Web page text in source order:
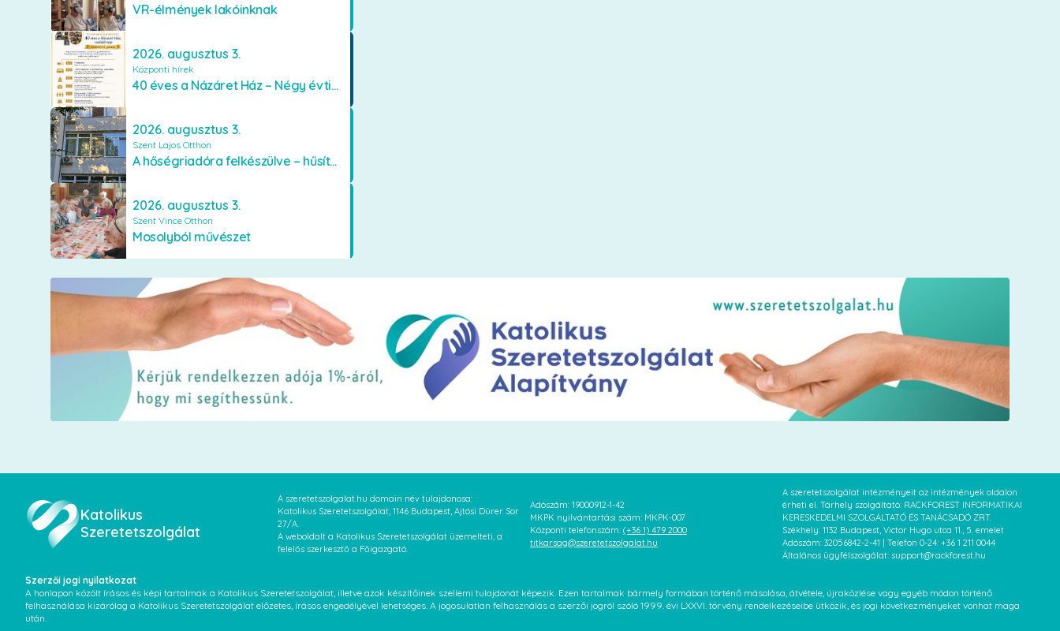
VR-élmények lakóinknak
2026. augusztus 3.
Központi hírek
40 éves a Názáret Ház – Négy évtized szeretetben és gondoskodásban
2026. augusztus 3.
Szent Lajos Otthon
A hőségriadóra felkészülve – hűsítő fejlesztések a Szent Lajos Otthonban
2026. augusztus 3.
Szent Vince Otthon
Mosolyból művészet
Katolikus
Szeretetszolgálat
A szeretetszolgalat.hu domain név tulajdonosa:
Katolikus Szeretetszolgálat, 1146 Budapest, Ajtósi Dürer Sor
27/A.
A weboldalt a Katolikus Szeretetszolgálat üzemelteti, a
felelős szerkesztő a Főigazgató.
Adószám: 19000912-1-42
MKPK nyilvántartási szám: MKPK-007
Központi telefonszám: (+36 1) 479 2000
titkarsag@szeretetszolgalat.hu
A szeretetszolgálat intézményeit az intézmények oldalon
érheti el. Tárhely szolgáltató: RACKFOREST INFORMATIKAI
KERESKEDELMI SZOLGÁLTATÓ ÉS TANÁCSADÓ ZRT.
Székhely: 1132 Budapest, Victor Hugo utca 11., 5. emelet
Adószám: 32056842-2-41 | Telefon 0-24: +36 1 211 0044
Általános ügyfélszolgálat: support@rackforest.hu
Szerzői jogi nyilatkozat
A honlapon közölt írásos és képi tartalmak a Katolikus Szeretetszolgálat, illetve azok készítőinek szellemi tulajdonát képezik. Ezen tartalmak bármely formában történő másolása, átvétele, újraközlése vagy egyéb módon történő
felhasználása kizárólag a Katolikus Szeretetszolgálat előzetes, írásos engedélyével lehetséges. A jogosulatlan felhasználás a szerzői jogról szóló 1999. évi LXXVI. törvény rendelkezéseibe ütközik, és jogi következményeket vonhat maga
után.